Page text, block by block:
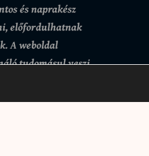
és naprakész
előfordulhatnak
A weboldal
tudomásul veszi
tartalmak